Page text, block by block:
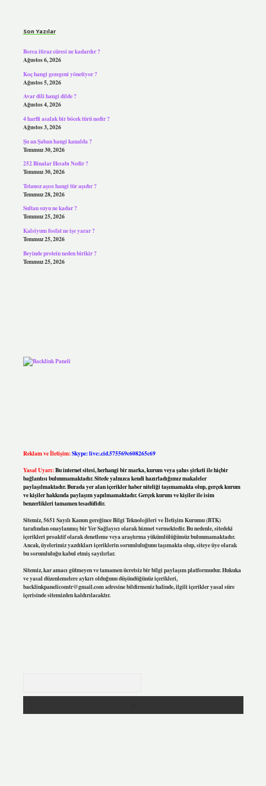
Son Yazılar
Borca itiraz süresi ne kadardır ?
Ağustos 6, 2026
Koç hangi gezegeni yönetiyor ?
Ağustos 5, 2026
Avar dili hangi dilde ?
Ağustos 4, 2026
4 harfli asalak bir böcek türü nedir ?
Ağustos 3, 2026
Şu an Şaban hangi kanalda ?
Temmuz 30, 2026
252 Binalar Hesabı Nedir ?
Temmuz 30, 2026
Tetanoz aşısı hangi tür aşıdır ?
Temmuz 28, 2026
Sultan suyu ne kadar ?
Temmuz 25, 2026
Kalsiyum fosfat ne işe yarar ?
Temmuz 25, 2026
Beyinde protein neden birikir ?
Temmuz 25, 2026
Reklam ve İletişim:Skype: live:.cid.575569c608265c69
Yasal Uyarı:Bu internet sitesi, herhangi bir marka, kurum veya şahıs şirketi ile hiçbir
bağlantısı bulunmamaktadır. Sitede yalnızca kendi hazırladığımız makaleler
paylaşılmaktadır. Burada yer alan içerikler haber niteliği taşımamakta olup, gerçek kurum
ve kişiler hakkında paylaşım yapılmamaktadır. Gerçek kurum ve kişiler ile isim
benzerlikleri tamamen tesadüfidir.
Sitemiz, 5651 Sayılı Kanun gereğince Bilgi Teknolojileri ve İletişim Kurumu (BTK)
tarafından onaylanmış bir Yer Sağlayıcı olarak hizmet vermektedir. Bu nedenle, sitedeki
içerikleri proaktif olarak denetleme veya araştırma yükümlülüğümüz bulunmamaktadır.
Ancak, üyelerimiz yazdıkları içeriklerin sorumluluğunu taşımakta olup, siteye üye olarak
bu sorumluluğu kabul etmiş sayılırlar.
Sitemiz, kar amacı gütmeyen ve tamamen ücretsiz bir bilgi paylaşım platformudur. Hukuka
ve yasal düzenlemelere aykırı olduğunu düşündüğünüz içerikleri,
backlinkpanelicomtr@gmail.comadresine bildirmeniz halinde, ilgili içerikler yasal süre
içerisinde sitemizden kaldırılacaktır.